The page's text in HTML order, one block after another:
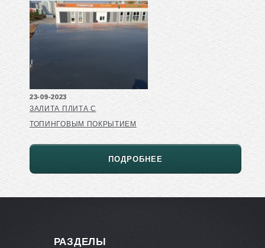
23-09-2023
ЗАЛИТА ПЛИТА С
ТОПИНГОВЫМ ПОКРЫТИЕМ
ПОДРОБНЕЕ
РАЗДЕЛЫ